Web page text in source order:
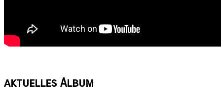
aktuelles Album